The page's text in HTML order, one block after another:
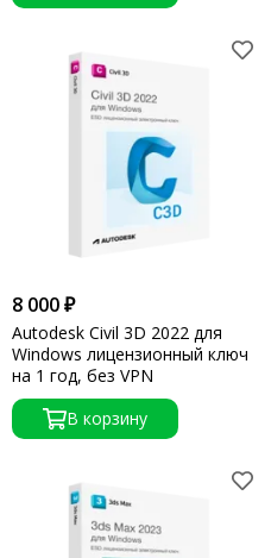
8 000 ₽
Autodesk Civil 3D 2022 для
Windows лицензионный ключ
на 1 год, без VPN
В корзину